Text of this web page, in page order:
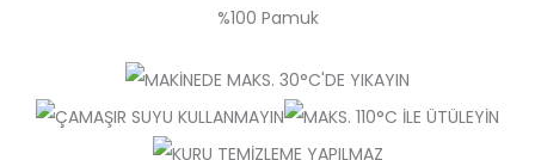
%100 Pamuk